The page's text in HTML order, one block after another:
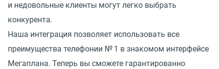
и недовольные клиенты могут легко выбрать
конкурента.
Наша интеграция позволяет использовать все
преимущества телефонии № 1 в знакомом интерфейсе
Мегаплана. Теперь вы сможете гарантированно